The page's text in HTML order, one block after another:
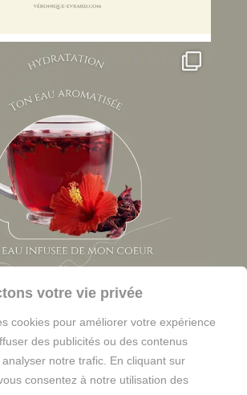
votre vie privée
cookies pour améliorer votre expérience
des publicités ou des contenus
notre trafic. En cliquant sur
consentez à notre utilisation des